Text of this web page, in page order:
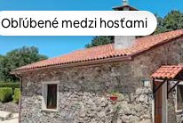
Obľúbené medzi hosťami
Obľúbené medzi hosťami